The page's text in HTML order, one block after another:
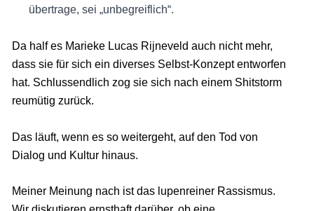
übertrage, sei „unbegreiflich“.
Da half es Marieke Lucas Rijneveld auch nicht mehr,
dass sie für sich ein diverses Selbst-Konzept entworfen
hat. Schlussendlich zog sie sich nach einem Shitstorm
reumütig zurück.
Das läuft, wenn es so weitergeht, auf den Tod von
Dialog und Kultur hinaus.
Meiner Meinung nach ist das lupenreiner Rassismus.